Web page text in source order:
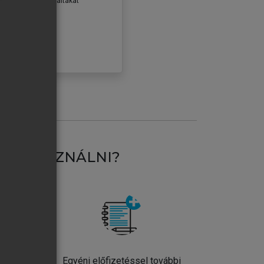
HASZNÁLNI?
Egyéni előfizetéssel további